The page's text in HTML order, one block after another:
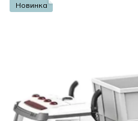
Новинка